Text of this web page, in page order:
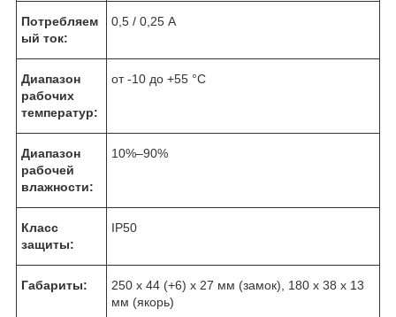
Потребляем
ый ток:
0,5 / 0,25 А
Диапазон
рабочих
температур:
от -10 до +55 °С
Диапазон
рабочей
влажности:
10%–90%
Класс
защиты:
IP50
Габариты:
250 х 44 (+6) х 27 мм (замок), 180 х 38 х 13
мм (якорь)